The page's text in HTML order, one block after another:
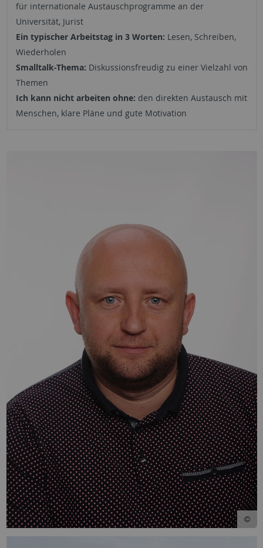
für internationale Austauschprogramme an der
Universität, Jurist
Ein typischer Arbeitstag in 3 Worten: Lesen, Schreiben,
Wiederholen
Smalltalk-Thema: Diskussionsfreudig zu einer Vielzahl von
Themen
Ich kann nicht arbeiten ohne: den direkten Austausch mit
Menschen, klare Pläne und gute Motivation